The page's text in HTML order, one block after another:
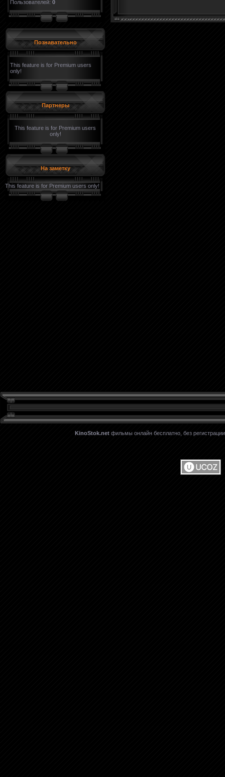
Пользователей: 0
Познавательно
This feature is for Premium users
only!
Партнеры
This feature is for Premium users
only!
На заметку
This feature is for Premium users only!
KinoStok.net фильмы онлайн бесплатно, без